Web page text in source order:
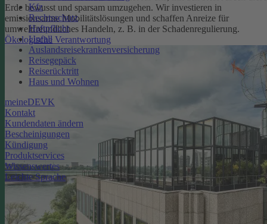
Kfz
Rechtsschutz
Haftpflicht
Unfall
Auslandsreisekrankenversicherung
Reisegepäck
Reiserücktritt
Haus und Wohnen
meineDEVK
Kontakt
Kundendaten ändern
Bescheinigungen
Kündigung
Produktservices
Wissenswertes
Leichte Sprache
Erde bewusst und sparsam umzugehen. Wir investieren in
emissionsarme Mobilitätslösungen und schaffen Anreize für
umweltfreundliches Handeln, z. B. in der Schadenregulierung.
Ökologische Verantwortung